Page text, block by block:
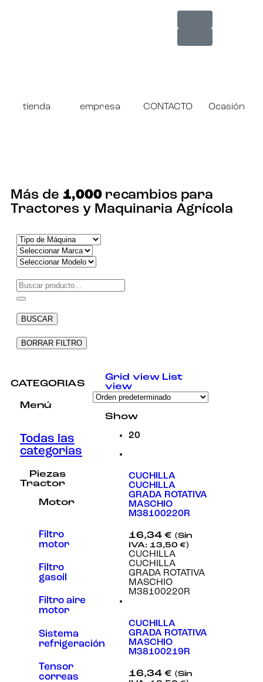
tienda empresa CONTACTO Ocasión
Más de 1,000 recambios para
Tractores y Maquinaria Agrícola
BUSCAR
BORRAR FILTRO
CATEGORIAS
Menú
Todas las
categorias
Piezas
Tractor
Motor
Filtro
motor
Filtro
gasoil
Filtro aire
motor
Sistema
refrigeración
Tensor
correas
Grid view List
view
Show
20
CUCHILLA
CUCHILLA
GRADA ROTATIVA
MASCHIO
M38100220R
16,34€ (Sin
IVA: 13,50€)
CUCHILLA
CUCHILLA
GRADA ROTATIVA
MASCHIO
M38100220R
CUCHILLA
GRADA ROTATIVA
MASCHIO
M38100219R
16,34€ (Sin
Necesarias
Estas
cookies no
son
Son
necesarias
podamos
mejorar la
funcionalidad
de la web, en
base a cómo
web.
Experiencia
Para que
funcione lo
mejor posible
durante tu
visita. Si
rechaza estas
cookies,
funcionalidades
desaparecerán
de la web.